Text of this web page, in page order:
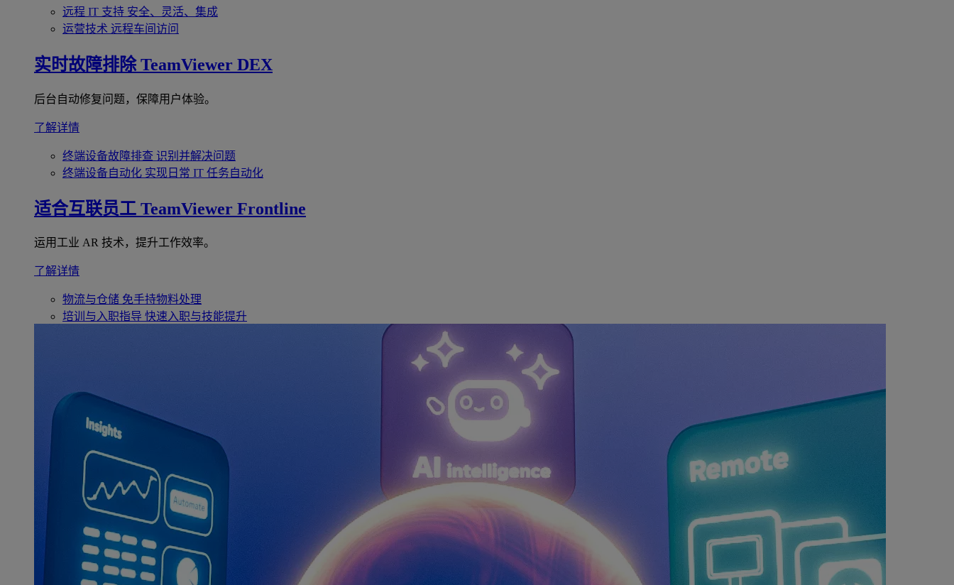
远程 IT 支持 安全、灵活、集成
运营技术 远程车间访问
实时故障排除 TeamViewer DEX
后台自动修复问题，保障用户体验。
了解详情
终端设备故障排查 识别并解决问题
终端设备自动化 实现日常 IT 任务自动化
适合互联员工 TeamViewer Frontline
运用工业 AR 技术，提升工作效率。
了解详情
物流与仓储 免手持物料处理
培训与入职指导 快速入职与技能提升